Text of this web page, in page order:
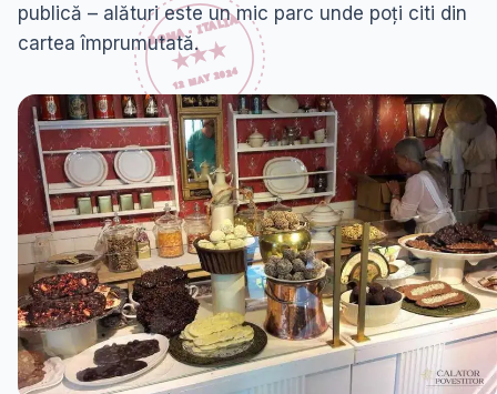
publică – alături este un mic parc unde poți citi din
cartea împrumutată.